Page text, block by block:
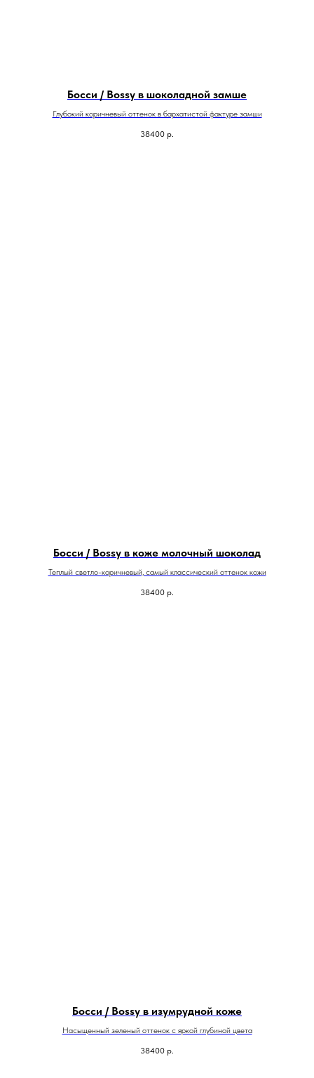
Босси / Bossy в шоколадной замше
Глубокий коричневый оттенок в бархатистой фактуре замши
38400 р.
Босси / Bossy в коже молочный шоколад
Теплый светло-коричневый, самый классический оттенок кожи
38400 р.
Босси / Bossy в изумрудной коже
Насыщенный зеленый оттенок с яркой глубиной цвета
38400 р.